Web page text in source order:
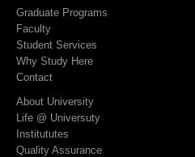
Graduate Programs
Faculty
Student Services
Why Study Here
Contact
About University
Life @ Universuty
Institututes
Quality Assurance